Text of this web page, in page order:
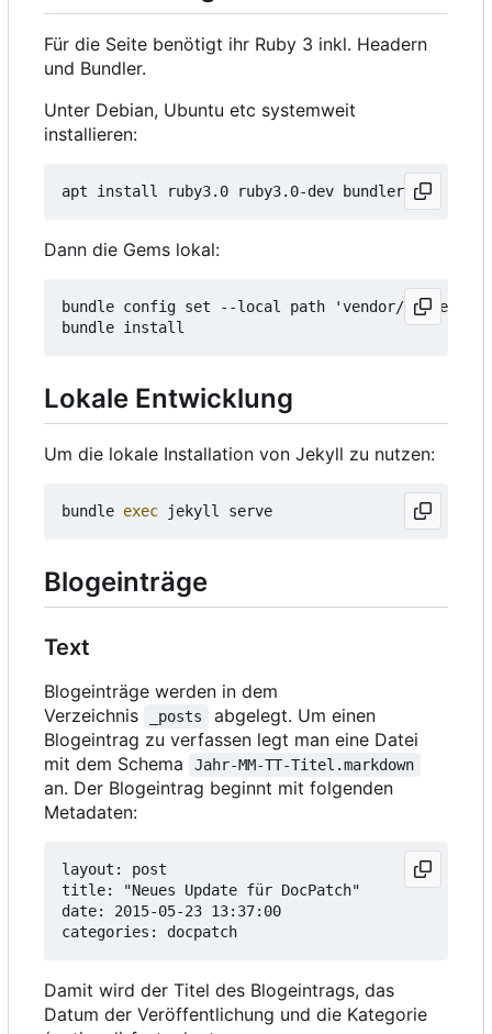
Für die Seite benötigt ihr Ruby 3 inkl. Headern
und Bundler.
Unter Debian, Ubuntu etc systemweit
installieren:
Dann die Gems lokal:
bundle config set --local path 'vendor/cache'
Lokale Entwicklung
Um die lokale Installation von Jekyll zu nutzen:
bundle exec
Blogeinträge
Text
Blogeinträge werden in dem
Verzeichnis
_posts
abgelegt. Um einen
Blogeintrag zu verfassen legt man eine Datei
mit dem Schema
Jahr-MM-TT-Titel.markdown
an. Der Blogeintrag beginnt mit folgenden
Metadaten:
layout: post
title: "Neues Update für DocPatch"
date: 2015-05-23 13:37:00
Damit wird der Titel des Blogeintrags, das
Datum der Veröffentlichung und die Kategorie